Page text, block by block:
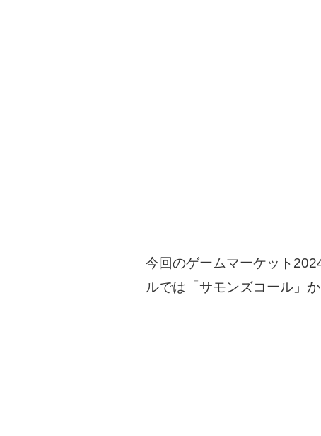
今回のゲームマーケット
ルでは「サモンズコール」